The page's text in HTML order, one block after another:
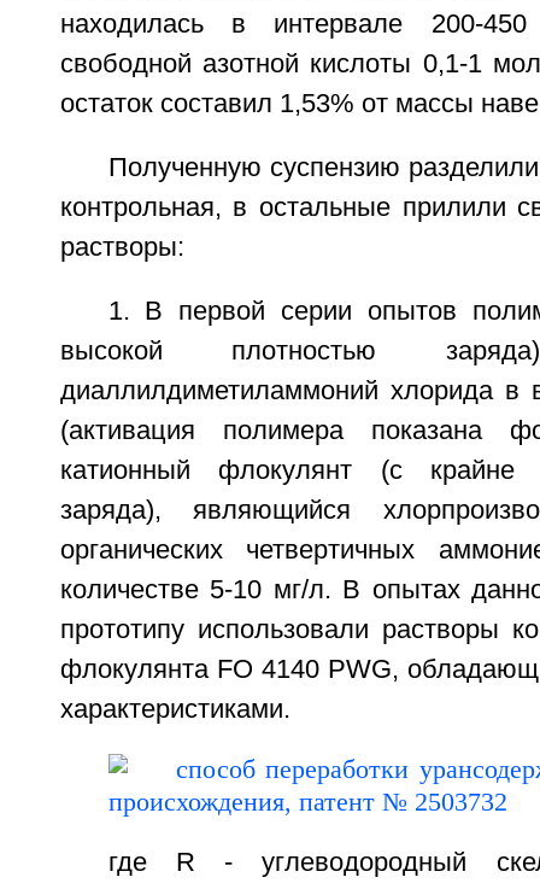
находилась в интервале 200-450
свободной азотной кислоты 0,1-1
остаток составил 1,53% от массы
Полученную суспензию
контрольная, в остальные прилили
растворы:
1. В первой серии опытов
высокой плотностью
диаллилдиметиламмоний хлорида в
(активация полимера показана
катионный флокулянт (с крайне
заряда), являющийся
органических четвертичных
количестве 5-10 мг/л. В опытах
прототипу использовали растворы
флокулянта FO 4140 PWG,
характеристиками.
где R - углеводородный